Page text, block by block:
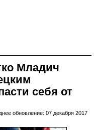
Младич
себя от
обновление: 07 декабря 2017